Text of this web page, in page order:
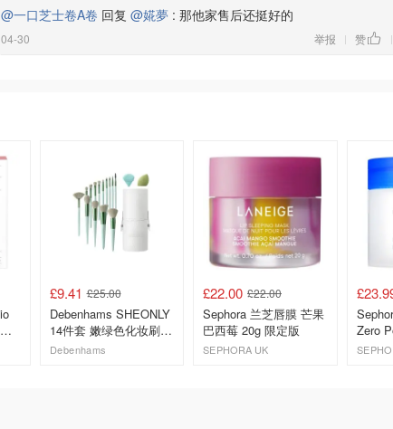
@一口芝士卷A卷 回复 @婲夢 : 那他家售后还挺好的
04-30 举报 | 赞 |
£9.41 £25.00
Debenhams SHEONLY
14件套 嫩绿色化妆刷
含美妆蛋
Debenhams
£22.00 £22.00
Sephora 兰芝唇膜 芒果
巴西莓 20g 限定版
SEPHORA UK
Zero
清洁